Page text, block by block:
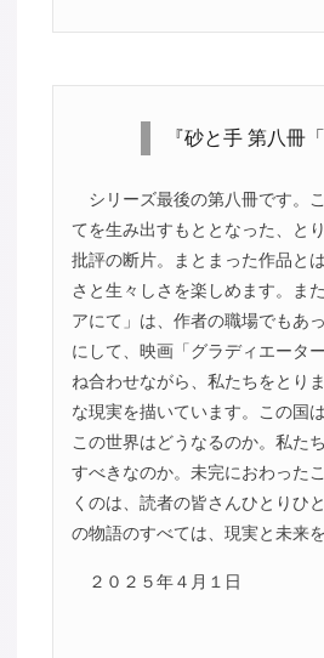
『砂と手 第八冊
シリーズ最後の第八冊です。
てを生み出すもととなった、と
批評の断片。まとまった作品と
さと生々しさを楽しめます。ま
アにて」は、作者の職場でもあ
にして、映画「グラディエータ
ね合わせながら、私たちをとり
な現実を描いています。この国
この世界はどうなるのか。私た
すべきなのか。未完におわった
くのは、読者の皆さんひとりひ
の物語のすべては、現実と未来
２０２５年４月１日